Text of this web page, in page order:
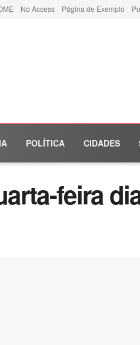
No Access Página de Exemplo
POLÍTICA CIDADES
feira